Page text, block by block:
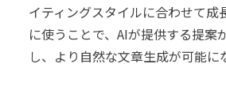
イティングスタイルに合わせて成
に使うことで、AIが提供する提案
し、より自然な文章生成が可能に